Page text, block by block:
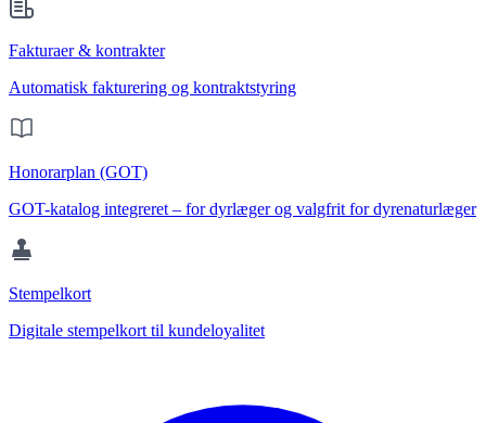
Fakturaer & kontrakter
Automatisk fakturering og kontraktstyring
Honorarplan (GOT)
GOT-katalog integreret – for dyrlæger og valgfrit for dyrenaturlæger
Stempelkort
Digitale stempelkort til kundeloyalitet